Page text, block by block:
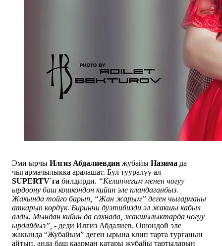
Эми ырчы Илгиз Абдалиевдин жубайы Назима да
чыгармачылыкка аралашат. Бул тууралуу ал
SUPERTV`га билдирди. “Келинчегим менен чогуу
ырдоону баш кошкондон кийин эле пландаганбыз.
Жакында тойго барып, “Жан жарым” деген чыгарманы
аткарып көрдүк. Биринчи дуэтибизди эл жакшы кабыл
алды. Мындан кийин да сахнада, жакшылыктарда чогуу
ырдайбыз”, - деди Илгиз Абдалиев. Ошондой эле
жакында “Жубайым” деген ырына клип тарта турганын
айтып, анда баш каарман катары жубайы тартыларын